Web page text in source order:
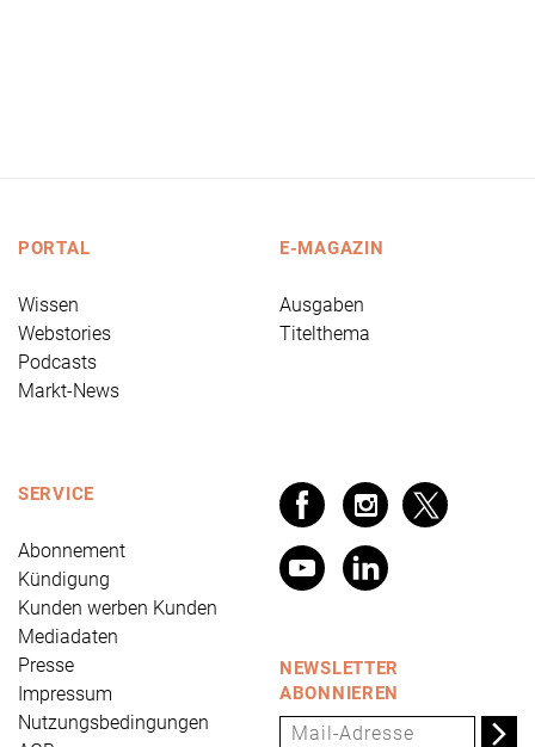
PORTAL
Wissen
Webstories
Podcasts
Markt-News
E-MAGAZIN
Ausgaben
Titelthema
SERVICE
Abonnement
Kündigung
Kunden werben Kunden
Mediadaten
Presse
Impressum
Nutzungsbedingungen
NEWSLETTER
ABONNIEREN